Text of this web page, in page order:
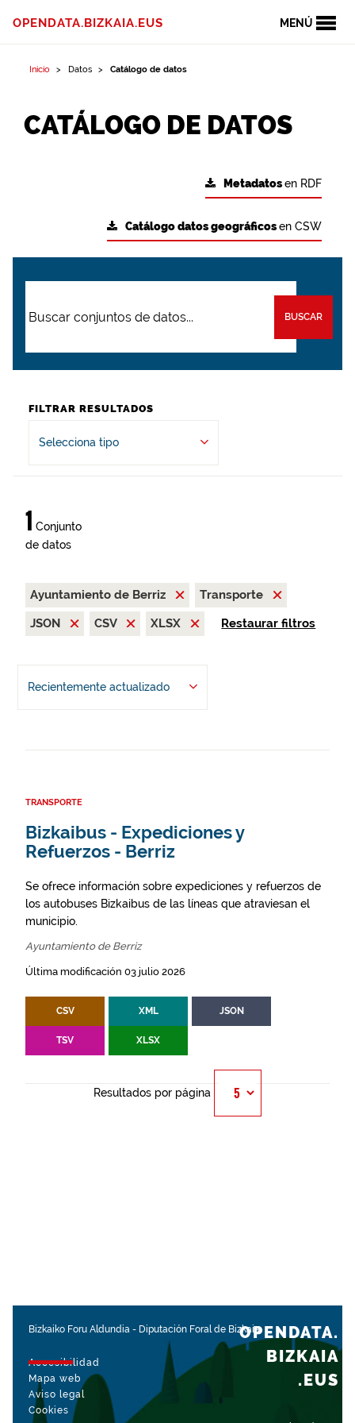
MENÚ
OPENDATA.BIZKAIA.EUS
Inicio Datos Catálogo de datos
CATÁLOGO DE DATOS
Metadatosen RDF
Catálogo datos geográficosen CSW
BUSCAR
FILTRAR RESULTADOS
Selecciona tipo
1 Conjunto
de datos
Ayuntamiento de Berriz
Transporte
JSON
CSV XLSX Restaurar filtros
Recientemente actualizado
TRANSPORTE
Bizkaibus - Expediciones y
Refuerzos - Berriz
Se ofrece información sobre expediciones y refuerzos de
los autobuses Bizkaibus de las líneas que atraviesan el
municipio.
Ayuntamiento de Berriz
Última modificación 03 julio 2026
CSV XML JSON
TSV XLSX
Resultados por página
Bizkaiko Foru Aldundia - Diputación Foral de Bizkaia
Accesibilidad
Mapa web
Aviso legal
Cookies
OPENDATA.
BIZKAIA
.EUS